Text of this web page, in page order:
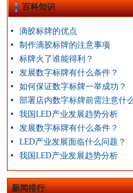
百科知识
滴胶标牌的优点
制作滴胶标牌的注意事项
标牌火了谁能得利？
发展数字标牌有什么条件？
如何保证数字标牌一举成功？
部署店内数字标牌前需注意什
我国LED产业发展趋势分析
发展数字标牌有什么条件？
LED产业发展面临什么问题？
我国LED产业发展趋势分析
新闻排行